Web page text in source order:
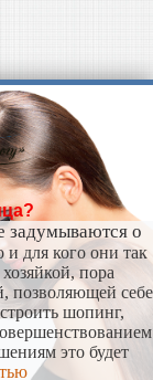
задумываются о
и для кого они так
пора
позволяющей себе
шопинг,
это будет